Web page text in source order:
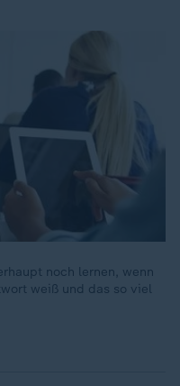
noch lernen, wenn
weiß und das so viel